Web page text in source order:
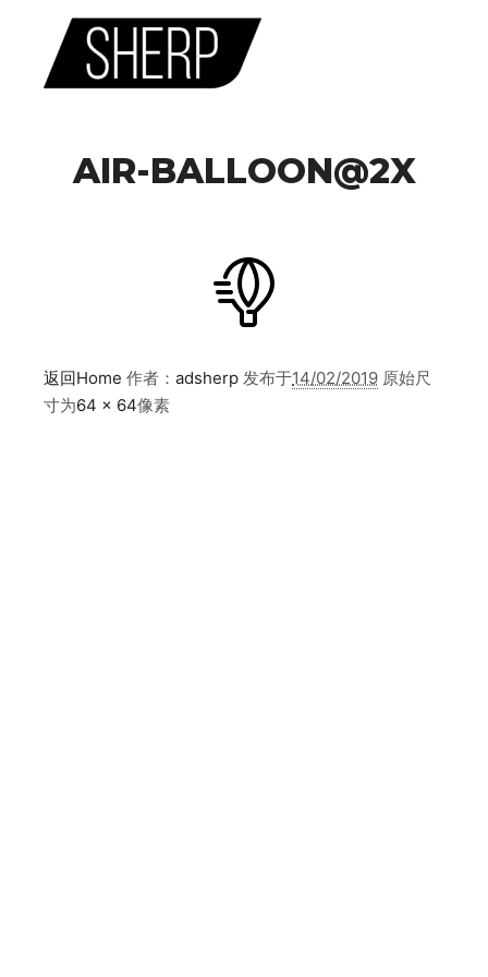
AIR-BALLOON@2X
返回Home 作者： adsherp 发布于14/02/2019 原始尺
寸为64 × 64像素